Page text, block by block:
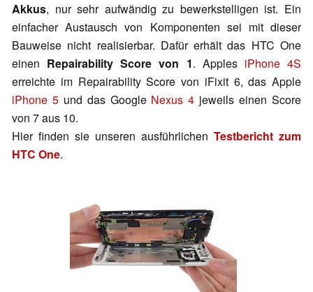
Akkus, nur sehr aufwändig zu bewerkstelligen ist. Ein
einfacher Austausch von Komponenten sei mit dieser
Bauweise nicht realisierbar. Dafür erhält das HTC One
einen Repairability Score von 1. Apples iPhone 4S
erreichte im Repairability Score von iFixit 6, das Apple
iPhone 5und das Google Nexus 4 jeweils einen Score
von 7 aus 10.
Hier finden sie unseren ausführlichen Testbericht zum
HTC One.